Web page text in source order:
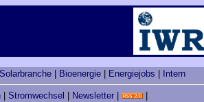
Solarbranche Bioenergie Energiejobs Intern
Stromwechsel Newsletter